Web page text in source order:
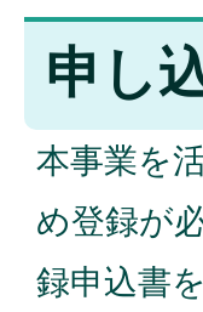
申し
本事業を
め登録が
録申込書